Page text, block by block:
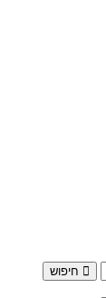
חיפוש